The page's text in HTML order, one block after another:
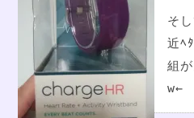
そ
近ﾍ
組
w←